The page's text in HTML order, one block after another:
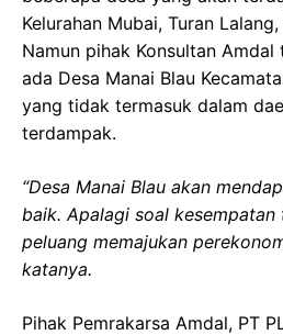
Kelurahan Mubai, Turan
Namun pihak Konsultan
ada Desa Manai Blau
yang tidak termasuk dalam
terdampak.
“Desa Manai Blau akan
baik. Apalagi soal kesempatan
peluang memajukan
katanya.
Pihak Pemrakarsa Amdal, PT